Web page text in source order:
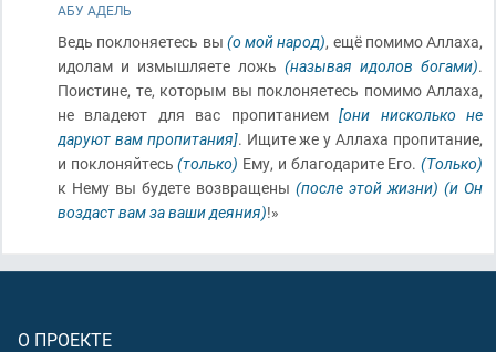
АБУ АДЕЛЬ
Ведь поклоняетесь вы (о мой народ), ещё помимо Аллаха,
идолам и измышляете ложь (называя идолов богами).
Поистине, те, которым вы поклоняетесь помимо Аллаха,
не владеют для вас пропитанием[они нисколько не
даруют вам пропитания]. Ищите же у Аллаха пропитание,
и поклоняйтесь(только) Ему, и благодарите Его.(Только)
к Нему вы будете возвращены (после этой жизни) (и Он
воздаст вам за ваши деяния)!»
О ПРОЕКТЕ